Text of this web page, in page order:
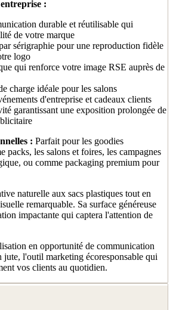
:
durable et réutilisable qui
de votre marque
sérigraphie pour une reproduction fidèle
logo
qui renforce votre image RSE auprès de
charge idéale pour les salons
d'entreprise et cadeaux clients
garantissant une exposition prolongée de
: Parfait pour les goodies
packs, les salons et foires, les campagnes
ou comme packaging premium pour
naturelle aux sacs plastiques tout en
remarquable. Sa surface généreuse
impactante qui captera l'attention de
en opportunité de communication
jute, l'outil marketing écoresponsable qui
vos clients au quotidien.